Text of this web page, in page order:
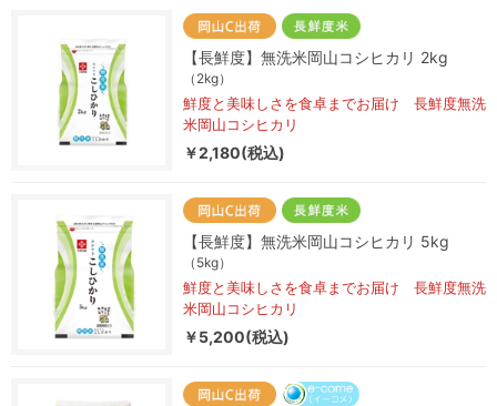
【長鮮度】無洗米岡山コシヒカリ 2kg
（2kg）
鮮度と美味しさを食卓までお届け 長鮮度無洗
米岡山コシヒカリ
￥2,180(税込)
【長鮮度】無洗米岡山コシヒカリ 5kg
（5kg）
鮮度と美味しさを食卓までお届け 長鮮度無洗
米岡山コシヒカリ
￥5,200(税込)